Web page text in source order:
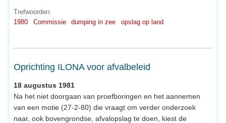
Trefwoorden:
1980
Commissie dumping in zee opslag op land
Oprichting ILONA voor afvalbeleid
18 augustus 1981
Na het niet doorgaan van proefboringen en het aannemen
van een motie (27-2-80) die vraagt om verder onderzoek
naar, ook bovengrondse, afvalopslag te doen, kiest de